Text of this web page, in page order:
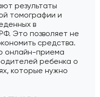
результаты
томографии и
в
Это позволяет не
средства.
онлайн-приема
ребенка о
которые нужно